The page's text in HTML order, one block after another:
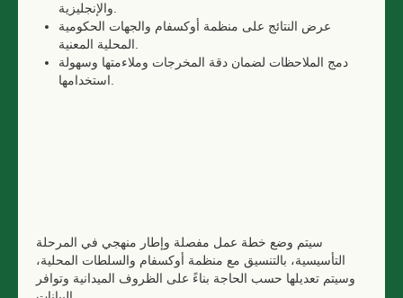
عرض النتائج على منظمة أوكسفام والجهات الحكومية
دمج الملاحظات لضمان دقة المخرجات وملاءمتها وسهولة
سيتم وضع خطة عمل مفصلة وإطار منهجي في المرحلة
التأسيسية، بالتنسيق مع منظمة أوكسفام والسلطات المحلية،
وسيتم تعديلها حسب الحاجة بناءً على الظروف الميدانية وتوافر